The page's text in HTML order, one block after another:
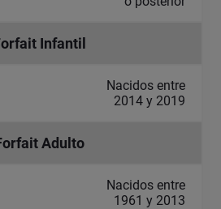
Infantil
Nacidos entre
2014 y 2019
Adulto
Nacidos entre
1961 y 2013